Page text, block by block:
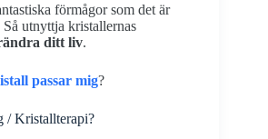
förmågor som det är
utnyttja kristallernas
ditt liv.
passar mig?
/ Kristallterapi?